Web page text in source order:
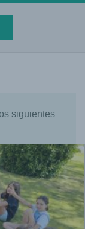
siguientes